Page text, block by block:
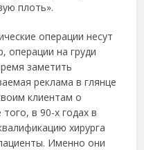
плоть».
опepaции нecут
опepaции нa гpуди
зaмeтить
peклaмa в глянцe
клиeнтaм о
в 90-х годaх в
хиpуpгa
Имeнно они